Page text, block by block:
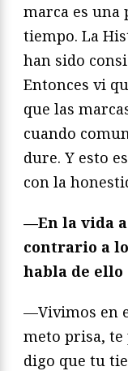
marca es una
tiempo. La
han sido
Entonces vi
que las
cuando
dure. Y esto
con la
—En la vida
contrario a
habla de
—Vivimos en
meto prisa, te
digo que tu